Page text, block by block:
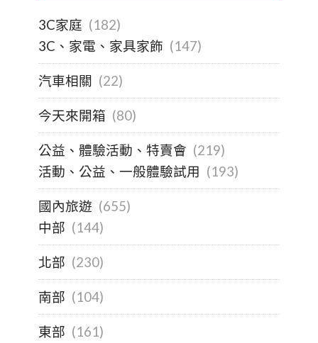
3C家庭 (182)
3C、家電、家具家飾 (147)
汽車相關 (22)
今天來開箱 (80)
公益、體驗活動、特賣會 (219)
活動、公益、一般體驗試用 (193)
國內旅遊 (655)
中部 (144)
北部 (230)
南部 (104)
東部 (161)